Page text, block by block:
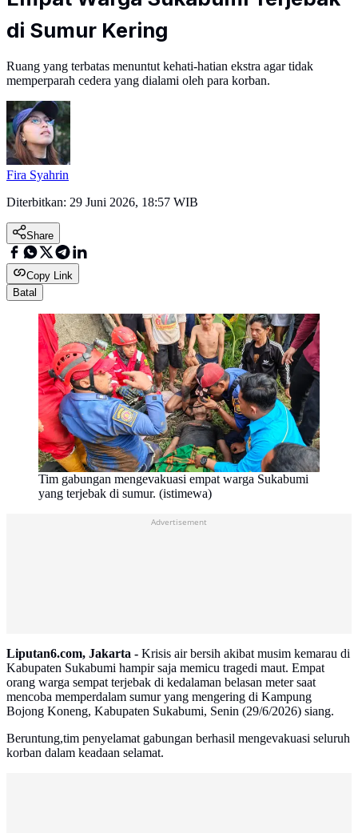
di Sumur Kering
Ruang yang terbatas menuntut kehati-hatian ekstra agar tidak
memperparah cedera yang dialami oleh para korban.
Fira Syahrin
Diterbitkan: 29 Juni 2026, 18:57 WIB
Share
Copy Link
Batal
Tim gabungan mengevakuasi empat warga Sukabumi
yang terjebak di sumur. (istimewa)
Advertisement
Liputan6.com, Jakarta - Krisis air bersih akibat musim kemarau di
Kabupaten Sukabumi hampir saja memicu tragedi maut. Empat
orang warga sempat terjebak di kedalaman belasan meter saat
mencoba memperdalam sumur yang mengering di Kampung
Bojong Koneng, Kabupaten Sukabumi, Senin (29/6/2026) siang.
Beruntung,tim penyelamat gabungan berhasil mengevakuasi seluruh
korban dalam keadaan selamat.